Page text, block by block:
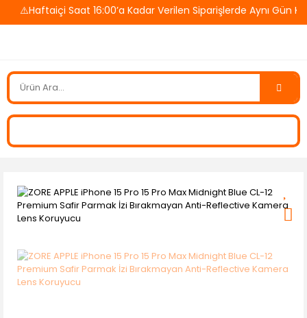
⚠️Haftaiçi Saat 16:00’a Kadar Verilen Siparişlerde Aynı Gün